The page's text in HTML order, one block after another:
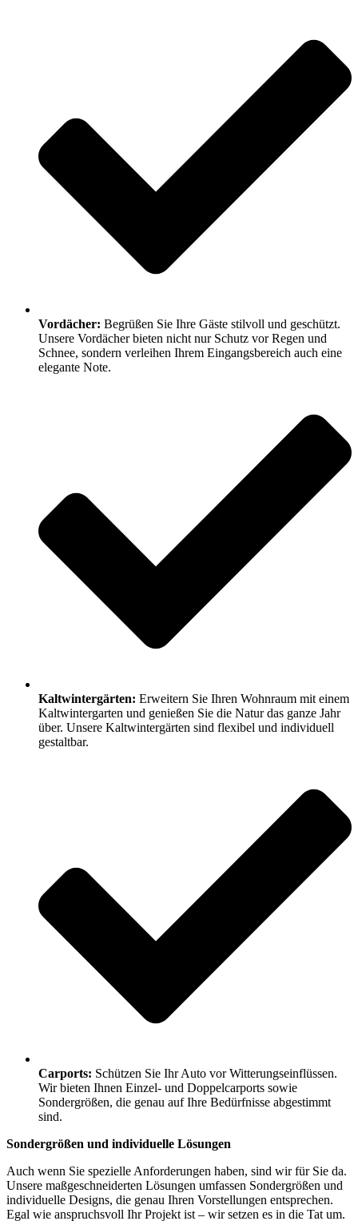
Vordächer: Begrüßen Sie Ihre Gäste stilvoll und geschützt.
Unsere Vordächer bieten nicht nur Schutz vor Regen und
Schnee, sondern verleihen Ihrem Eingangsbereich auch eine
elegante Note.
Kaltwintergärten: Erweitern Sie Ihren Wohnraum mit einem
Kaltwintergarten und genießen Sie die Natur das ganze Jahr
über. Unsere Kaltwintergärten sind flexibel und individuell
gestaltbar.
Carports: Schützen Sie Ihr Auto vor Witterungseinflüssen.
Wir bieten Ihnen Einzel- und Doppelcarports sowie
Sondergrößen, die genau auf Ihre Bedürfnisse abgestimmt
sind.
Sondergrößen und individuelle Lösungen
Auch wenn Sie spezielle Anforderungen haben, sind wir für Sie da.
Unsere maßgeschneiderten Lösungen umfassen Sondergrößen und
individuelle Designs, die genau Ihren Vorstellungen entsprechen.
Egal wie anspruchsvoll Ihr Projekt ist – wir setzen es in die Tat um.